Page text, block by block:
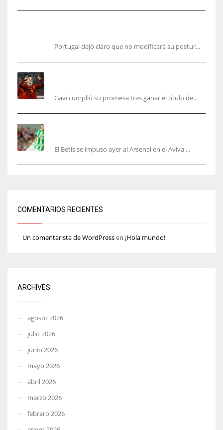
Portugal dejó claro que no modificará su postur...
Gavi cumplió su promesa tras ganar el título de...
El Betis se impuso ayer al Arsenal en el Aviva ...
COMENTARIOS RECIENTES
Un comentarista de WordPressen ¡Hola mundo!
ARCHIVES
agosto 2026
julio 2026
junio 2026
mayo 2026
abril 2026
marzo 2026
febrero 2026